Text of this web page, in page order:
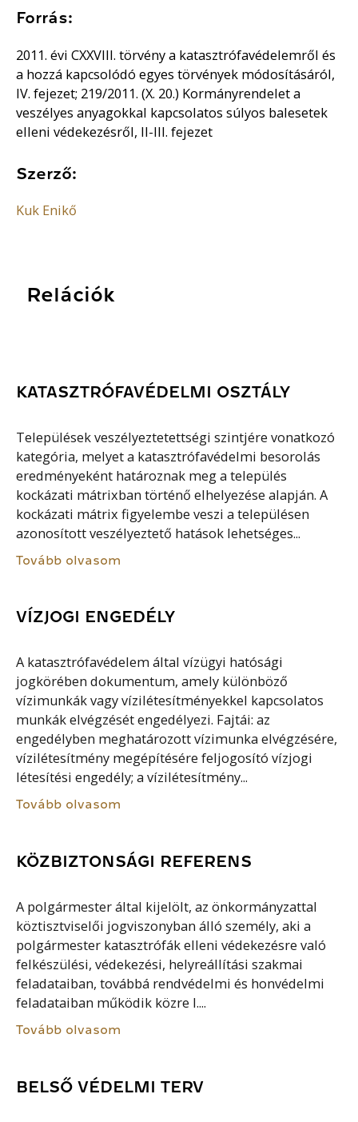
Forrás:
2011. évi CXXVIII. törvény a katasztrófavédelemről és
a hozzá kapcsolódó egyes törvények módosításáról,
IV. fejezet; 219/2011. (X. 20.) Kormányrendelet a
veszélyes anyagokkal kapcsolatos súlyos balesetek
elleni védekezésről, II-III. fejezet
Szerző:
Kuk Enikő
Relációk
KATASZTRÓFAVÉDELMI OSZTÁLY
Települések veszélyeztetettségi szintjére vonatkozó
kategória, melyet a katasztrófavédelmi besorolás
eredményeként határoznak meg a település
kockázati mátrixban történő elhelyezése alapján. A
kockázati mátrix figyelembe veszi a településen
azonosított veszélyeztető hatások lehetséges...
Tovább olvasom
VÍZJOGI ENGEDÉLY
A katasztrófavédelem által vízügyi hatósági
jogkörében dokumentum, amely különböző
vízimunkák vagy vízilétesítményekkel kapcsolatos
munkák elvégzését engedélyezi. Fajtái: az
engedélyben meghatározott vízimunka elvégzésére,
vízilétesítmény megépítésére feljogosító vízjogi
létesítési engedély; a vízilétesítmény...
Tovább olvasom
KÖZBIZTONSÁGI REFERENS
A polgármester által kijelölt, az önkormányzattal
köztisztviselői jogviszonyban álló személy, aki a
polgármester katasztrófák elleni védekezésre való
felkészülési, védekezési, helyreállítási szakmai
feladataiban, továbbá rendvédelmi és honvédelmi
feladataiban működik közre I....
Tovább olvasom
BELSŐ VÉDELMI TERV